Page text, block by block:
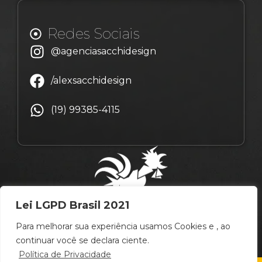
Lei LGPD Brasil 2021
Para melhorar sua experiência usamos Cookies e , ao
continuar você se declara ciente.
Política de Privacidade
Redes Sociais
@agenciasacchidesign
/alexsacchidesign
(19) 99385-4115